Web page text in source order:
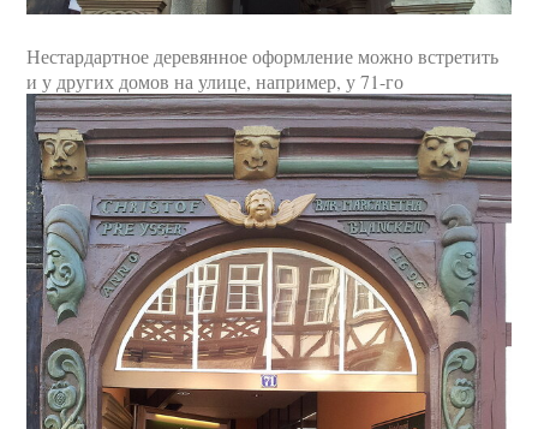
Нестардартное деревянное оформление можно встретить
и у других домов на улице, например, у 71-го